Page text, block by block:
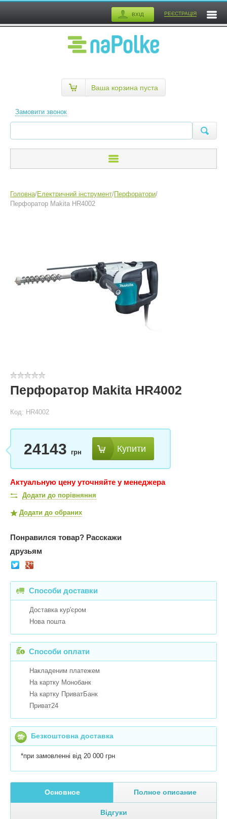
ВХІД РЕЄСТРАЦІЯ
Замовити звонок
Ваша корзина пуста
Головна/Електричний інструмент/Перфоратори/
Перфоратор Makita HR4002
Перфоратор Makita HR4002
Код: HR4002
24143 грн Купити
Актуальную цену уточняйте у менеджера
Додати до порівняння
Додати до обраних
Понравился товар? Расскажи
друзьям
Способи доставки
Доставка кур'єром
Нова пошта
Способи оплати
Накладеним платежем
На картку Монобанк
На картку ПриватБанк
Приват24
Безкоштовна доставка
*при замовленні від 20 000 грн
Основное Полное описание
Відгуки